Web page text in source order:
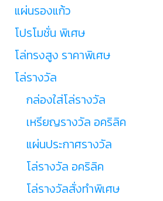
แผ่นรองแก้ว
โปรโมชั่น พิเศษ
โล่ทรงสูง ราคาพิเศษ
โล่รางวัล
กล่องใส่โล่รางวัล
เหรียญรางวัล อคริลิค
แผ่นประกาศรางวัล
โล่รางวัล อคริลิค
โล่รางวัลสั่งทำพิเศษ